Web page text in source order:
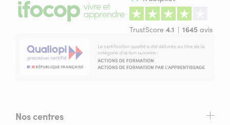
TrustScore 4.1 1645 avis
Nos centres